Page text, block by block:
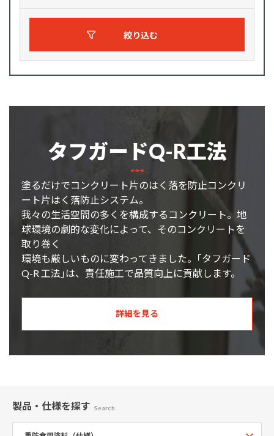
絞り込む
タフガードQ-R工法
塗るだけでコンクリート片のはく落を防止コンクリ
ート片はく落防止システム。
我々の生活空間の多くを構成するコンクリート。地
球環境の劇的な変化によって、そのコンクリートを
取り巻く
環境も厳しいものに変わってきました。｢タフガード
Q-R 工法｣は、責任施工で品質向上に貢献します。
詳細を見る
製品・仕様を探す Search